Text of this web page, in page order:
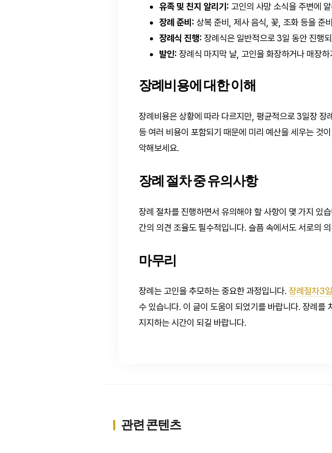
유족 및 친지 알리기: 고인의 사망 소식을 주변에
장례 준비: 상복 준비, 제사 음식, 꽃, 조화 등을 준
장례식 진행: 장례식은 일반적으로 3일 동안 진행
발인: 장례식 마지막 날, 고인을 화장하거나 매장
장례비용에 대한 이해
장례비용은 상황에 따라 다르지만, 평균적으로 3일장
등 여러 비용이 포함되기 때문에 미리 예산을 세우는 것
악해보세요.
장례 절차 중 유의사항
장례 절차를 진행하면서 유의해야 할 사항이 몇 가지 있
간의 의견 조율도 필수적입니다. 슬픔 속에서도 서로의
마무리
장례는 고인을 추모하는 중요한 과정입니다. 장례절차3
수 있습니다. 이 글이 도움이 되었기를 바랍니다. 장례
지지하는 시간이 되길 바랍니다.
관련 콘텐츠